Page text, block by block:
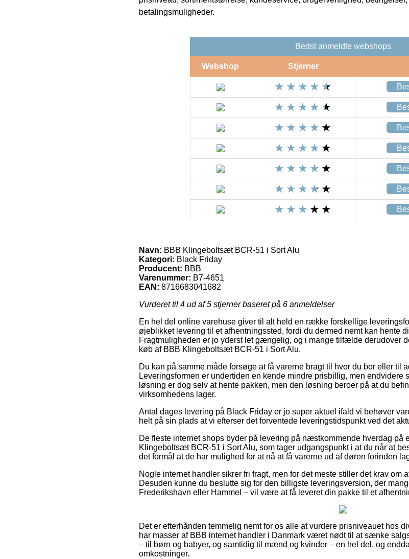
betalingsmuligheder.
Bedst anmeldte webshops
Webshop Stjerner
Navn: BBB Klingeboltsæt BCR-51 i Sort Alu
Kategori: Black Friday
Producent: BBB
Varenummer: B7-4651
EAN: 8716683041682
Vurderet til 4 ud af 5 stjerner baseret på 6 anmeldelser
En hel del online varehuse giver til alt held en række forskellige
øjeblikket levering til et afhentningssted, fordi du dermed nemt kan hente
Fragtmuligheden er jo yderst let gængelig, og i mange tilfælde derudover
køb af BBB Klingeboltsæt BCR-51 i Sort Alu.
Du kan på samme måde forsøge at få varerne bragt til hvor du bor eller til
Leveringsformen er undertiden en kende mindre prisbillig, men
løsning er dog selv at hente pakken, men den løsning beroer på at du
virksomhedens lager.
Antal dages levering på Black Friday er jo super aktuel ifald vi behøver
helt på sin plads at vi efterser det forventede leveringstidspunkt ved det
De fleste internet shops byder på levering på næstkommende hverdag på
Klingeboltsæt BCR-51 i Sort Alu, som tager udgangspunkt i at du når at
det formål at de har mulighed for at nå at få varerne ud af døren forinden
Nogle internet handler sikrer fri fragt, men for det meste stiller det krav om
Desuden kunne du beslutte sig for den billigste leveringsversion, der
Frederikshavn eller Hammel – vil være at få leveret din pakke til et
Det er efterhånden temmelig nemt for os alle at vurdere prisniveauet hos
har masser af BBB internet handler i Danmark været nødt til at sænke
– til børn og babyer, og samtidig til mænd og kvinder – en hel del, og
omkostninger.